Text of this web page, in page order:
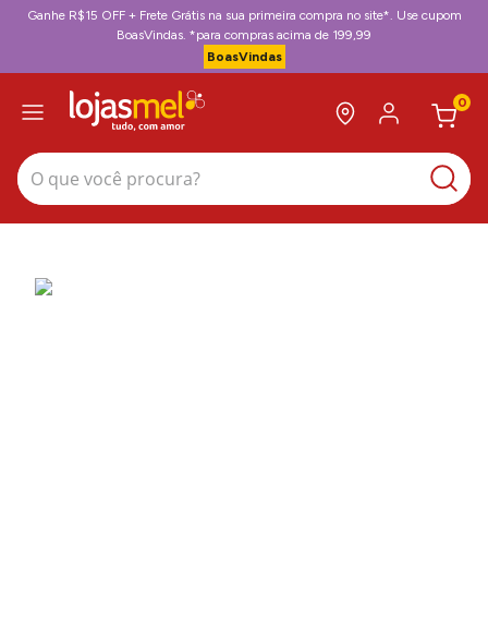
Ganhe R$15 OFF + Frete Grátis na sua primeira compra no site*. Use cupom
BoasVindas. *para compras acima de 199,99
BoasVindas
0
O que você procura?